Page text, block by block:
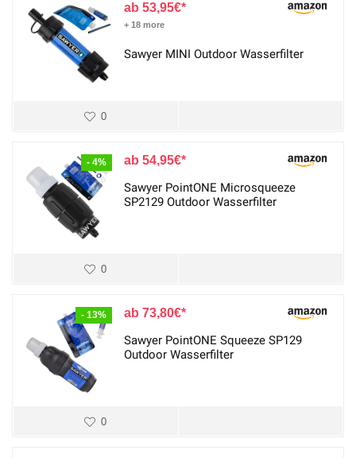
53,95€
+ 18 more
Sawyer MINI Outdoor Wasserfilter
0
- 4% 54,95€
Sawyer PointONE Microsqueeze
SP2129 Outdoor Wasserfilter
0
- 13% 73,80€
Sawyer PointONE Squeeze SP129
Outdoor Wasserfilter
0